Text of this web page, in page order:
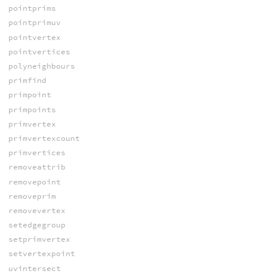
pointprims
pointprimuv
pointvertex
pointvertices
polyneighbours
primfind
primpoint
primpoints
primvertex
primvertexcount
primvertices
removeattrib
removepoint
removeprim
removevertex
setedgegroup
setprimvertex
setvertexpoint
uvintersect